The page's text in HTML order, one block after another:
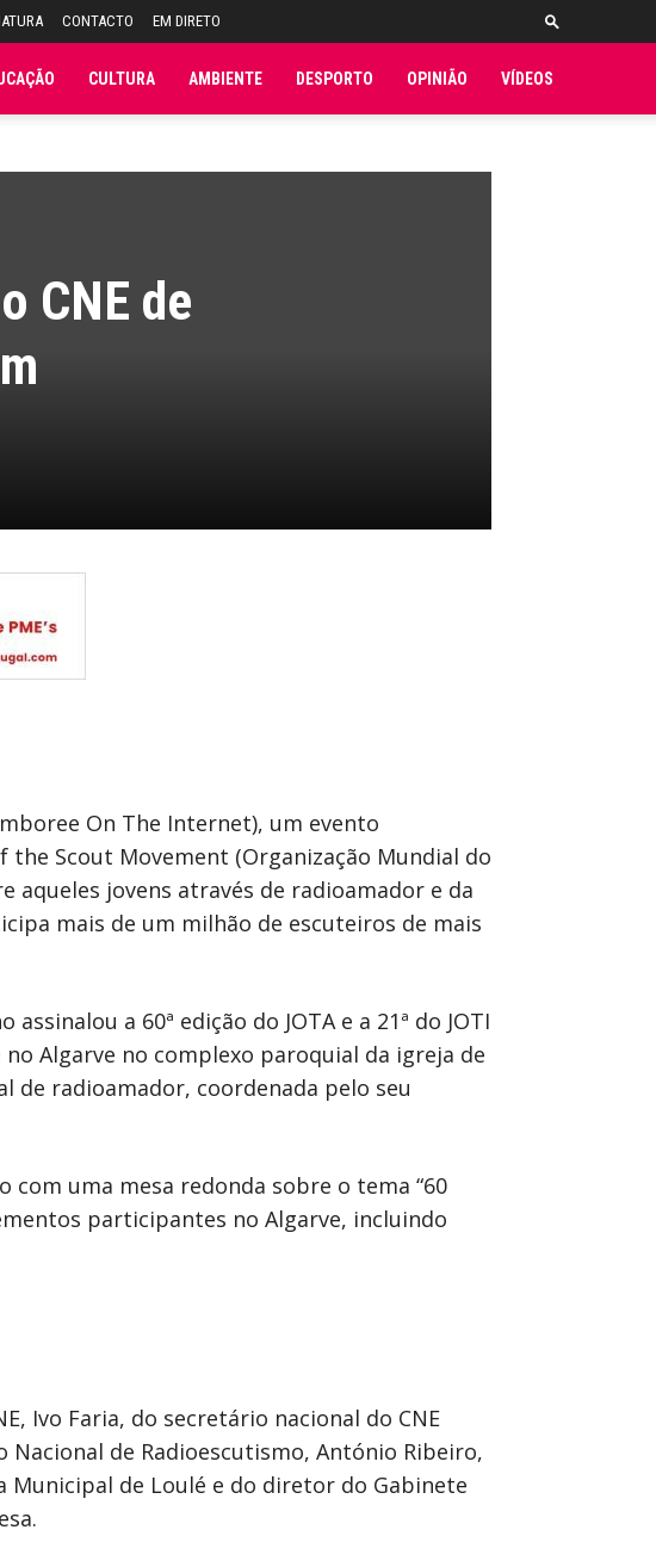
CONTACTO EM DIRETO
CULTURA AMBIENTE DESPORTO OPINIÃO VÍDEOS
CNE de
On The Internet), um evento
Scout Movement (Organização Mundial do
jovens através de radioamador e da
mais de um milhão de escuteiros de mais
a 60ª edição do JOTA e a 21ª do JOTI
Algarve no complexo paroquial da igreja de
de radioamador, coordenada pelo seu
uma mesa redonda sobre o tema “60
participantes no Algarve, incluindo
Ivo Faria, do secretário nacional do CNE
de Radioescutismo, António Ribeiro,
Municipal de Loulé e do diretor do Gabinete